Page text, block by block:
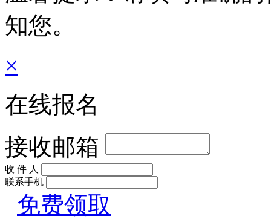
知您。
×
在线报名
接收邮箱
收 件 人
联系手机
免费领取